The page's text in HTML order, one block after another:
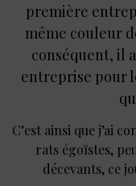
première
même couleur
conséquent, il
entreprise pour
C’est ainsi que j’ai
rats égoïstes,
décevants, ce